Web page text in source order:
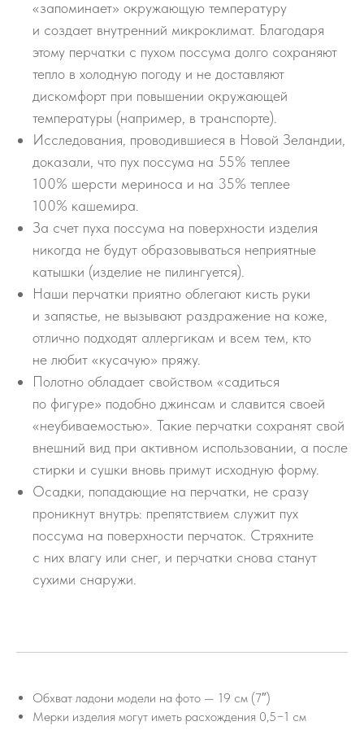
«запоминает» окружающую температуру
и создает внутренний микроклимат. Благодаря
этому перчатки с пухом поссума долго сохраняют
тепло в холодную погоду и не доставляют
дискомфорт при повышении окружающей
температуры (например, в транспорте).
Исследования, проводившиеся в Новой Зеландии,
доказали, что пух поссума на 55% теплее
100% шерсти мериноса и на 35% теплее
100% кашемира.
За счет пуха поссума на поверхности изделия
никогда не будут образовываться неприятные
катышки (изделие не пилингуется).
Наши перчатки приятно облегают кисть руки
и запястье, не вызывают раздражение на коже,
отлично подходят аллергикам и всем тем, кто
не любит «кусачую» пряжу.
Полотно обладает свойством «садиться
по фигуре» подобно джинсам и славится своей
«неубиваемостью». Такие перчатки сохранят свой
внешний вид при активном использовании, а после
стирки и сушки вновь примут исходную форму.
Осадки, попадающие на перчатки, не сразу
проникнут внутрь: препятствием служит пух
поссума на поверхности перчаток. Стряхните
с них влагу или снег, и перчатки снова станут
сухими снаружи.
Обхват ладони модели на фото — 19 см (7″)
Мерки изделия могут иметь расхождения 0,5−1 см